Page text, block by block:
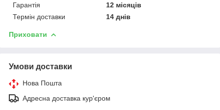
Гарантія
12 місяців
Термін доставки
14 днів
Приховати
Умови доставки
Нова Пошта
Адресна доставка кур'єром